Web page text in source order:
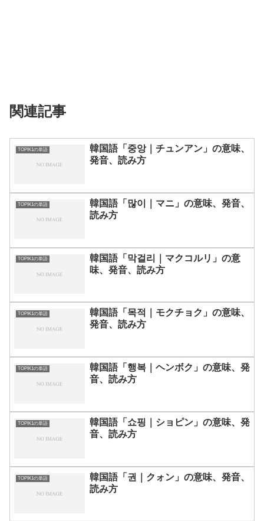
関連記事
TOPIK1の単語
韓国語「중앙｜チュンアン」の意味、
発音、読み方
TOPIK1の単語
韓国語「많이｜マニ」の意味、発音、
読み方
TOPIK1の単語
韓国語「막걸리｜マクコルリ」の意
味、発音、読み方
TOPIK1の単語
韓国語「목적｜モクチョク」の意味、
発音、読み方
TOPIK1の単語
韓国語「행복｜ヘンボク」の意味、発
音、読み方
TOPIK1の単語
韓国語「쇼핑｜ショピン」の意味、発
音、読み方
TOPIK1の単語
韓国語「권｜クォン」の意味、発音、
読み方